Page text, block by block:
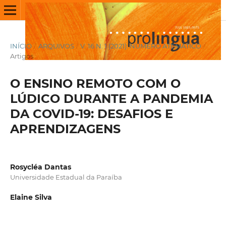
INÍCIO / ARQUIVOS / V. 16 N. 1 (2021): NÚMERO ATEMÁTICO /
Artigos
O ENSINO REMOTO COM O
LÚDICO DURANTE A PANDEMIA
DA COVID-19: DESAFIOS E
APRENDIZAGENS
Rosycléa Dantas
Universidade Estadual da Paraíba
Elaine Silva